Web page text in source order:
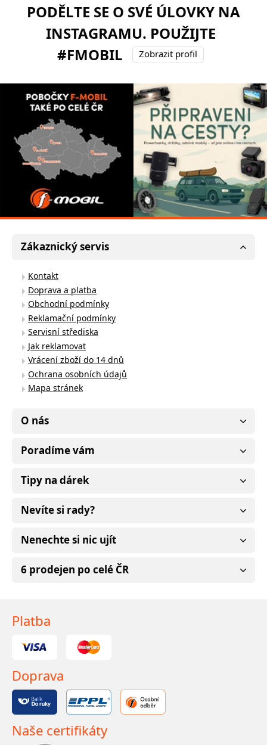
PODĚLTE SE O SVÉ ÚLOVKY NA
INSTAGRAMU. POUŽIJTE
#FMOBIL
Zobrazit profil
Zákaznický servis
Kontakt
Doprava a platba
Obchodní podmínky
Reklamační podmínky
Servisní střediska
Jak reklamovat
Vrácení zboží do 14 dnů
Ochrana osobních údajů
Mapa stránek
O nás
Poradíme vám
Tipy na dárek
Nevíte si rady?
Nenechte si nic ujít
6 prodejen po celé ČR
Platba
Doprava
Naše certifikáty